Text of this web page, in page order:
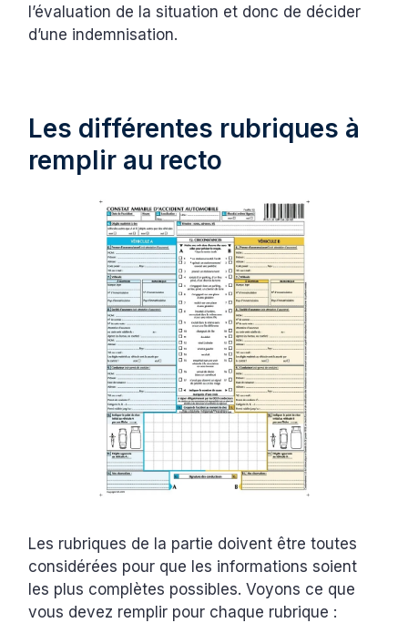
l’évaluation de la situation et donc de décider
d’une indemnisation.
Les différentes rubriques à
remplir au recto
Les rubriques de la partie doivent être toutes
considérées pour que les informations soient
les plus complètes possibles. Voyons ce que
vous devez remplir pour chaque rubrique :